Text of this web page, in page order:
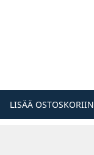
LISÄÄ OSTOSKORIIN